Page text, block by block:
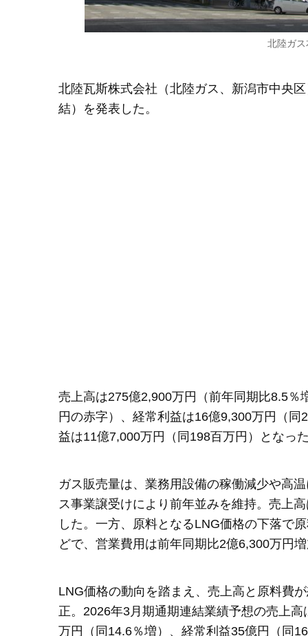
北陸ガ
北陸瓦斯株式会社（北陸ガス、新潟市中央
結）を発表した。
売上高は275億2,900万円（前年同期比8.5
円の赤字）、経常利益は16億9,300万円（
益は11億7,000万円（同198百万円）となっ
ガス販売量は、業務用設備の稼働減少や高
ス事業譲受けにより前年並みを維持。売上
した。一方、原料となるLNG価格の下落で
どで、営業費用は前年同期比2億6,300万円
LNG価格の動向を踏まえ、売上高と原料費
正。2026年3月期通期連結業績予想の売上
万円（同14.6％増）、経常利益35億円（同